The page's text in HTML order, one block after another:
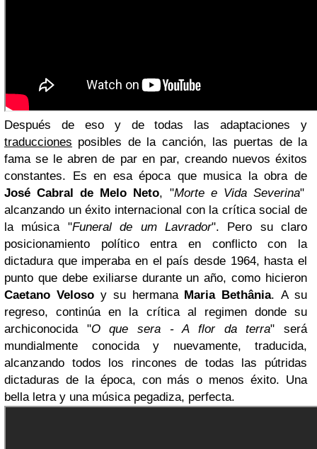
Después de eso y de todas las adaptaciones y
traducciones posibles de la canción, las puertas de la
fama se le abren de par en par, creando nuevos éxitos
constantes. Es en esa época que musica la obra de
José Cabral de Melo Neto, "Morte e Vida Severina"
alcanzando un éxito internacional con la crítica social de
la música "Funeral de um Lavrador". Pero su claro
posicionamiento político entra en conflicto con la
dictadura que imperaba en el país desde 1964, hasta el
punto que debe exiliarse durante un año, como hicieron
Caetano Velosoy su hermana Maria Bethânia. A su
regreso, continúa en la crítica al regimen donde su
archiconocida "O que sera - A flor da terra" será
mundialmente conocida y nuevamente, traducida,
alcanzando todos los rincones de todas las pútridas
dictaduras de la época, con más o menos éxito. Una
bella letra y una música pegadiza, perfecta.